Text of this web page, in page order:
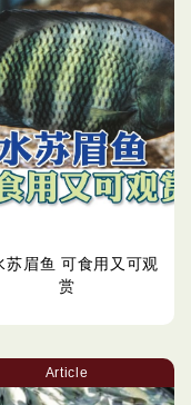
苏眉鱼 可食用又可观
赏
Article